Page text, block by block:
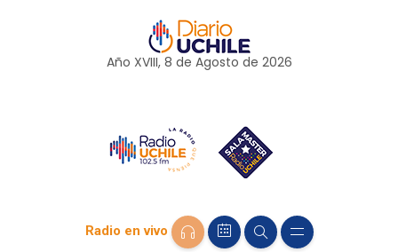
Año XVIII, 8 de Agosto de 2026
Radio en vivo